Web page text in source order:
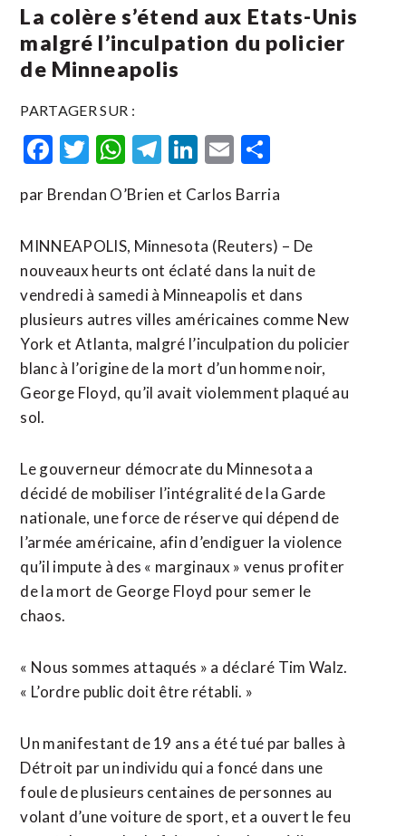
La colère s’étend aux Etats-Unis
malgré l’inculpation du policier
de Minneapolis
PARTAGER SUR :
Facebook
Twitter
WhatsApp
Telegram
LinkedIn
Email
par Brendan O’Brien et Carlos Barria
MINNEAPOLIS, Minnesota (Reuters) – De
nouveaux heurts ont éclaté dans la nuit de
vendredi à samedi à Minneapolis et dans
plusieurs autres villes américaines comme New
York et Atlanta, malgré l’inculpation du policier
blanc à l’origine de la mort d’un homme noir,
George Floyd, qu’il avait violemment plaqué au
sol.
Le gouverneur démocrate du Minnesota a
décidé de mobiliser l’intégralité de la Garde
nationale, une force de réserve qui dépend de
l’armée américaine, afin d’endiguer la violence
qu’il impute à des « marginaux » venus profiter
de la mort de George Floyd pour semer le
chaos.
« Nous sommes attaqués » a déclaré Tim Walz.
« L’ordre public doit être rétabli. »
Un manifestant de 19 ans a été tué par balles à
Détroit par un individu qui a foncé dans une
foule de plusieurs centaines de personnes au
volant d’une voiture de sport, et a ouvert le feu